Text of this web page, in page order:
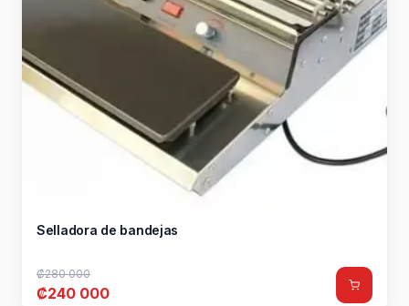
Selladora de bandejas
₡280 000
₡240 000